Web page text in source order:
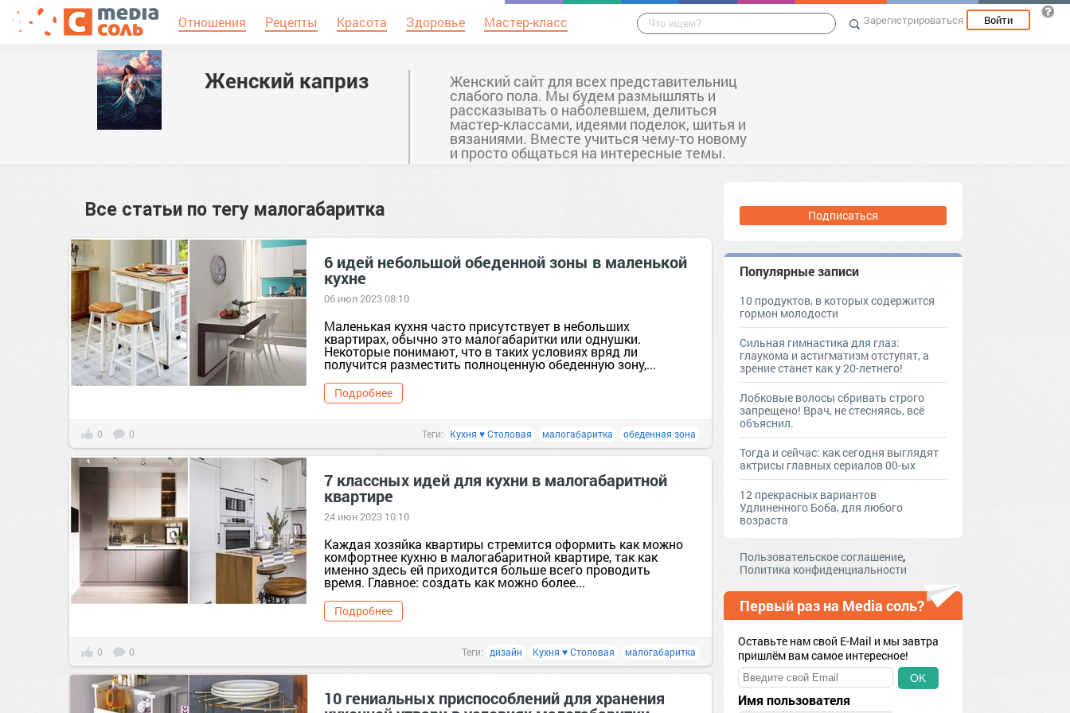
Отношения Рецепты Красота Здоровье Мастер-класс Зарегистрироваться Войти
Женский каприз Женский сайт для всех представительниц
слабого пола. Мы будем размышлять и
рассказывать о наболевшем, делиться
мастер-классами, идеями поделок, шитья и
вязаниями. Вместе учиться чему-то новому
и просто общаться на интересные темы.
Все статьи по тегу малогабаритка
6 идей небольшой обеденной зоны в маленькой
кухне
06 июл 2023 08:10
Маленькая кухня часто присутствует в небольших
квартирах, обычно это малогабаритки или однушки.
Некоторые понимают, что в таких условиях вряд ли
получится разместить полноценную обеденную зону,...
Подробнее
0 0 Теги: Кухня ♥ Столовая малогабаритка обеденная зона
7 классных идей для кухни в малогабаритной
квартире
24 июн 2023 10:10
Каждая хозяйка квартиры стремится оформить как можно
комфортнее кухню в малогабаритной квартире, так как
именно здесь ей приходится больше всего проводить
время. Главное: создать как можно более...
Подробнее
0 0 Теги: дизайн Кухня ♥ Столовая малогабаритка
10 гениальных приспособлений для хранения
Подписаться
Популярные записи
10 продуктов, в которых содержится
гормон молодости
Сильная гимнастика для глаз:
глаукома и астигматизм отступят, а
зрение станет как у 20-летнего!
Лобковые волосы сбривать строго
запрещено! Врач, не стесняясь, всё
объяснил.
Тогда и сейчас: как сегодня выглядят
актрисы главных сериалов 00-ых
12 прекрасных вариантов
Удлиненного Боба, для любого
возраста
Пользовательское соглашение,
Политика конфиденциальности
Первый раз на Media соль?
Оставьте нам свой E-Mail и мы завтра
пришлём вам самое интересное!
OK
Имя пользователя